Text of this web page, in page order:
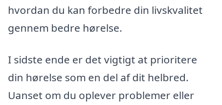
hvordan du kan forbedre din livskvalitet
gennem bedre hørelse.
I sidste ende er det vigtigt at prioritere
din hørelse som en del af dit helbred.
Uanset om du oplever problemer eller